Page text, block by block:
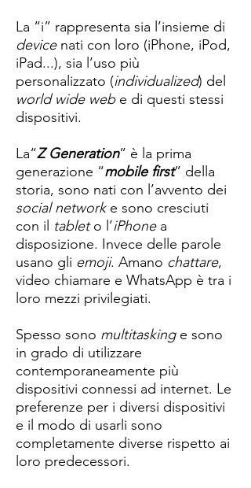
La “i” rappresenta sia l’insieme di
devicenati con loro (iPhone, iPod,
iPad...), sia l’uso più
personalizzato (individualized) del
world wide webe di questi stessi
dispositivi.
La“Z Generation” è la prima
generazione “mobile first” della
storia, sono nati con l’avvento dei
social networke sono cresciuti
con il tableto l’iPhonea
disposizione. Invece delle parole
usano gli emoji. Amano chattare,
video chiamare e WhatsApp è tra i
loro mezzi privilegiati.
Spesso sono multitaskinge sono
in grado di utilizzare
contemporaneamente più
dispositivi connessi ad internet. Le
preferenze per i diversi dispositivi
e il modo di usarli sono
completamente diverse rispetto ai
loro predecessori.